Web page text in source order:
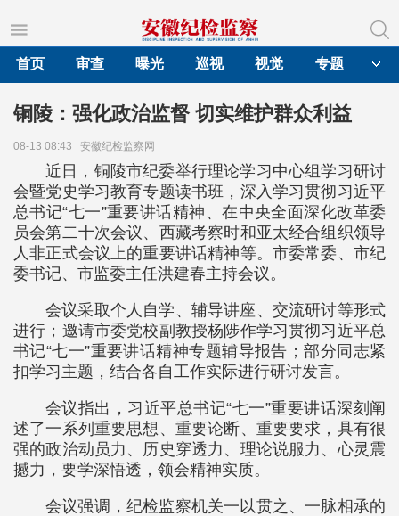
首页
审查 曝光 巡视 视觉 专题
铜陵：强化政治监督 切实维护群众利益
08-13 08:43 安徽纪检监察网
近日，铜陵市纪委举行理论学习中心组学习研讨
会暨党史学习教育专题读书班，深入学习贯彻习近平
总书记“七一”重要讲话精神、在中央全面深化改革委
员会第二十次会议、西藏考察时和亚太经合组织领导
人非正式会议上的重要讲话精神等。市委常委、市纪
委书记、市监委主任洪建春主持会议。
会议采取个人自学、辅导讲座、交流研讨等形式
进行；邀请市委党校副教授杨陟作学习贯彻习近平总
书记“七一”重要讲话精神专题辅导报告；部分同志紧
扣学习主题，结合各自工作实际进行研讨发言。
会议指出，习近平总书记“七一”重要讲话深刻阐
述了一系列重要思想、重要论断、重要要求，具有很
强的政治动员力、历史穿透力、理论说服力、心灵震
撼力，要学深悟透，领会精神实质。
会议强调，纪检监察机关一以贯之、一脉相承的